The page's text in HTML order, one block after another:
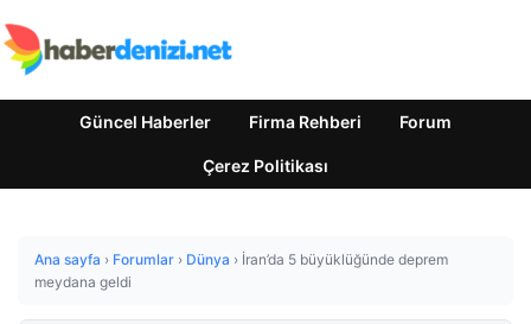
Güncel Haberler Firma Rehberi Forum
Çerez Politikası
Ana sayfa › Forumlar › Dünya › İran’da 5 büyüklüğünde deprem
meydana geldi